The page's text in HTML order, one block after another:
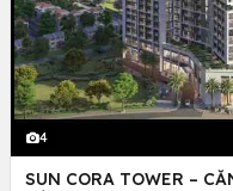
4
SUN CORA TOWER –